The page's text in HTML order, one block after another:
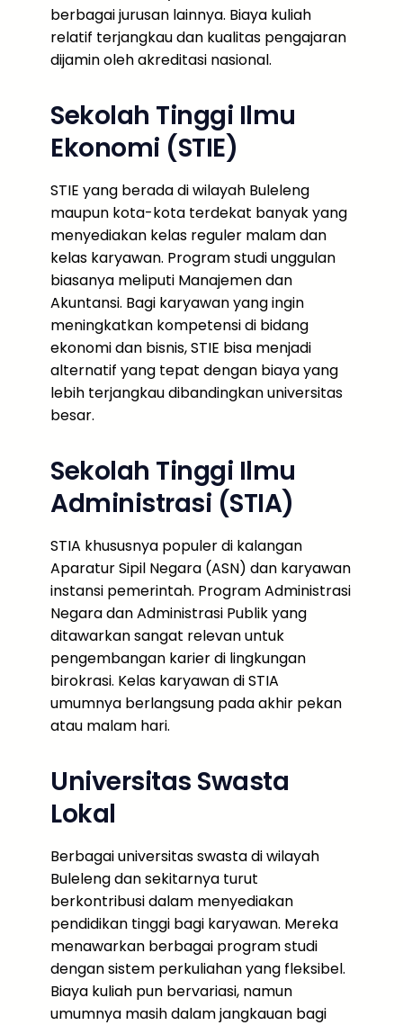
berbagai jurusan lainnya. Biaya kuliah
relatif terjangkau dan kualitas pengajaran
dijamin oleh akreditasi nasional.
Sekolah Tinggi Ilmu
Ekonomi (STIE)
STIE yang berada di wilayah Buleleng
maupun kota-kota terdekat banyak yang
menyediakan kelas reguler malam dan
kelas karyawan. Program studi unggulan
biasanya meliputi Manajemen dan
Akuntansi. Bagi karyawan yang ingin
meningkatkan kompetensi di bidang
ekonomi dan bisnis, STIE bisa menjadi
alternatif yang tepat dengan biaya yang
lebih terjangkau dibandingkan universitas
besar.
Sekolah Tinggi Ilmu
Administrasi (STIA)
STIA khususnya populer di kalangan
Aparatur Sipil Negara (ASN) dan karyawan
instansi pemerintah. Program Administrasi
Negara dan Administrasi Publik yang
ditawarkan sangat relevan untuk
pengembangan karier di lingkungan
birokrasi. Kelas karyawan di STIA
umumnya berlangsung pada akhir pekan
atau malam hari.
Universitas Swasta
Lokal
Berbagai universitas swasta di wilayah
Buleleng dan sekitarnya turut
berkontribusi dalam menyediakan
pendidikan tinggi bagi karyawan. Mereka
menawarkan berbagai program studi
dengan sistem perkuliahan yang fleksibel.
Biaya kuliah pun bervariasi, namun
umumnya masih dalam jangkauan bagi